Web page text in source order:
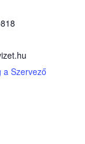
a Szervező